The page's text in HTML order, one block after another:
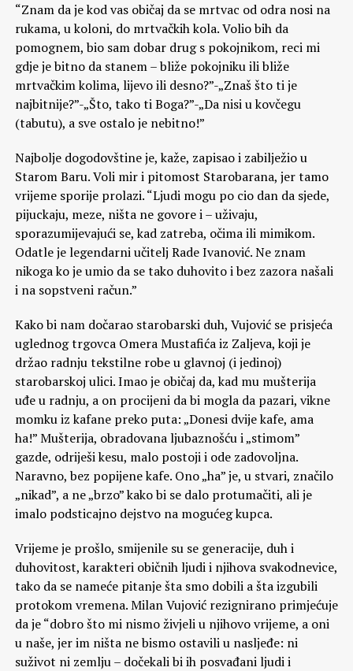
“Znam da je kod vas običaj da se mrtvac od odra nosi na
rukama, u koloni, do mrtvačkih kola. Volio bih da
pomognem, bio sam dobar drug s pokojnikom, reci mi
gdje je bitno da stanem – bliže pokojniku ili bliže
mrtvačkim kolima, lijevo ili desno?”-„Znaš što ti je
najbitnije?”-„Što, tako ti Boga?”-„Da nisi u kovčegu
(tabutu), a sve ostalo je nebitno!”
Najbolje dogodovštine je, kaže, zapisao i zabilježio u
Starom Baru. Voli mir i pitomost Starobarana, jer tamo
vrijeme sporije prolazi. “Ljudi mogu po cio dan da sjede,
pijuckaju, meze, ništa ne govore i – uživaju,
sporazumijevajući se, kad zatreba, očima ili mimikom.
Odatle je legendarni učitelj Rade Ivanović. Ne znam
nikoga ko je umio da se tako duhovito i bez zazora našali
i na sopstveni račun.”
Kako bi nam dočarao starobarski duh, Vujović se prisjeća
uglednog trgovca Omera Mustafića iz Zaljeva, koji je
držao radnju tekstilne robe u glavnoj (i jedinoj)
starobarskoj ulici. Imao je običaj da, kad mu mušterija
uđe u radnju, a on procijeni da bi mogla da pazari, vikne
momku iz kafane preko puta: „Donesi dvije kafe, ama
ha!” Mušterija, obradovana ljubaznošću i „stimom”
gazde, odriješi kesu, malo postoji i ode zadovoljna.
Naravno, bez popijene kafe. Ono „ha” je, u stvari, značilo
„nikad”, a ne „brzo” kako bi se dalo protumačiti, ali je
imalo podsticajno dejstvo na mogućeg kupca.
Vrijeme je prošlo, smijenile su se generacije, duh i
duhovitost, karakteri običnih ljudi i njihova svakodnevice,
tako da se nameće pitanje šta smo dobili a šta izgubili
protokom vremena. Milan Vujović rezignirano primjećuje
da je “dobro što mi nismo živjeli u njihovo vrijeme, a oni
u naše, jer im ništa ne bismo ostavili u nasljeđe: ni
suživot ni zemlju – dočekali bi ih posvađani ljudi i